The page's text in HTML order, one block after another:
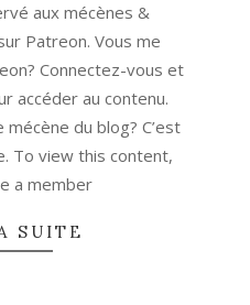
aux mécènes &
Patreon. Vous me
Connectez-vous et
accéder au contenu.
du blog? C’est
To view this content,
a member
SUITE